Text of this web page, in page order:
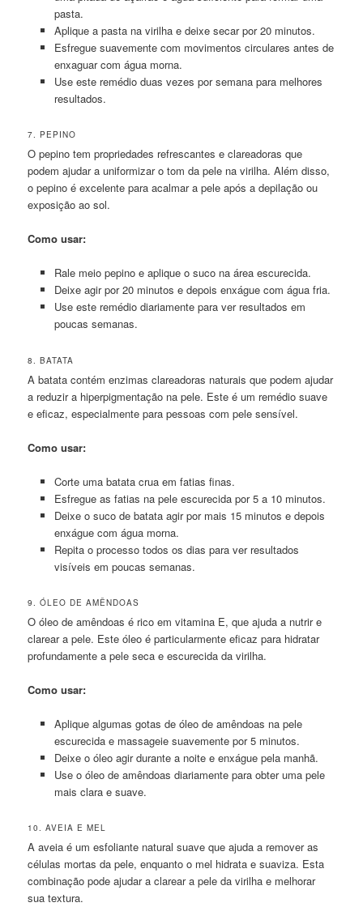
pasta.
Aplique a pasta na virilha e deixe secar por 20 minutos.
Esfregue suavemente com movimentos circulares antes de
enxaguar com água morna.
Use este remédio duas vezes por semana para melhores
resultados.
7. PEPINO
O pepino tem propriedades refrescantes e clareadoras que
podem ajudar a uniformizar o tom da pele na virilha. Além disso,
o pepino é excelente para acalmar a pele após a depilação ou
exposição ao sol.
Como usar:
Rale meio pepino e aplique o suco na área escurecida.
Deixe agir por 20 minutos e depois enxágue com água fria.
Use este remédio diariamente para ver resultados em
poucas semanas.
8. BATATA
A batata contém enzimas clareadoras naturais que podem ajudar
a reduzir a hiperpigmentação na pele. Este é um remédio suave
e eficaz, especialmente para pessoas com pele sensível.
Como usar:
Corte uma batata crua em fatias finas.
Esfregue as fatias na pele escurecida por 5 a 10 minutos.
Deixe o suco de batata agir por mais 15 minutos e depois
enxágue com água morna.
Repita o processo todos os dias para ver resultados
visíveis em poucas semanas.
9. ÓLEO DE AMÊNDOAS
O óleo de amêndoas é rico em vitamina E, que ajuda a nutrir e
clarear a pele. Este óleo é particularmente eficaz para hidratar
profundamente a pele seca e escurecida da virilha.
Como usar:
Aplique algumas gotas de óleo de amêndoas na pele
escurecida e massageie suavemente por 5 minutos.
Deixe o óleo agir durante a noite e enxágue pela manhã.
Use o óleo de amêndoas diariamente para obter uma pele
mais clara e suave.
10. AVEIA E MEL
A aveia é um esfoliante natural suave que ajuda a remover as
células mortas da pele, enquanto o mel hidrata e suaviza. Esta
combinação pode ajudar a clarear a pele da virilha e melhorar
sua textura.